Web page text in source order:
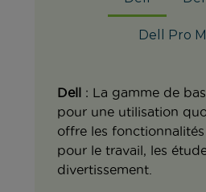
Dell Pro
Dell: La gamme de
pour une utilisation
offre les fonctionnalités
pour le travail, les
divertissement.